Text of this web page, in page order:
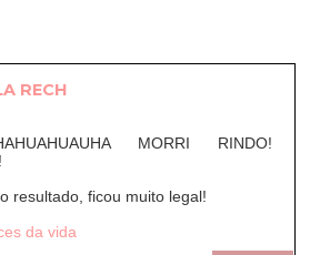
RECH
MORRI RINDO!
resultado, ficou muito legal!
da vida